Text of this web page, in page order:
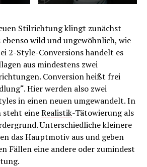
Stilrichtung klingt zunächst
wild und ungewöhnlich, wie
2-Style-Conversions handelt es
aus mindestens zwei
Conversion heißt frei
Hier werden also zwei
in einen neuen umgewandelt. In
steht eineRealistik-Tätowierung als
Unterschiedliche kleinere
das Hauptmotiv aus und geben
Fällen eine andere oder zumindest